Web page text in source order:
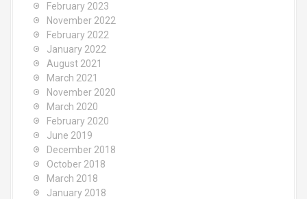
February 2023
November 2022
February 2022
January 2022
August 2021
March 2021
November 2020
March 2020
February 2020
June 2019
December 2018
October 2018
March 2018
January 2018